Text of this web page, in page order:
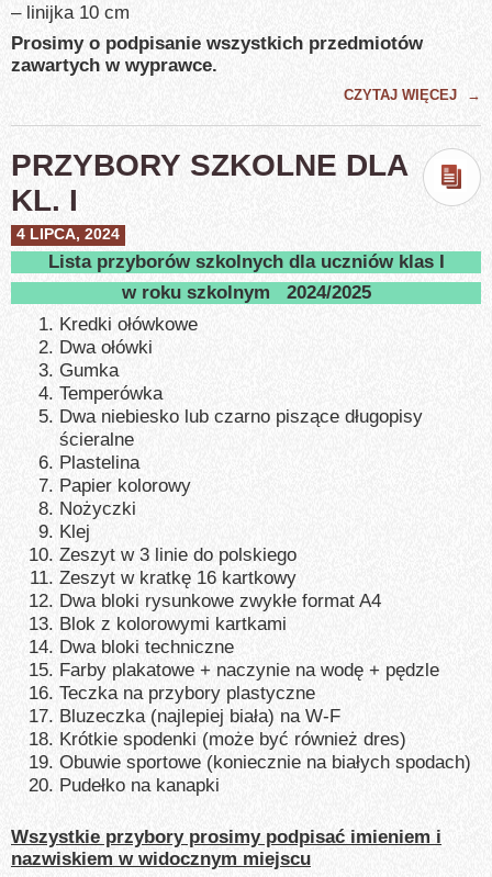
– linijka 10 cm
Prosimy o podpisanie wszystkich przedmiotów
zawartych w wyprawce.
CZYTAJ WIĘCEJ →
PRZYBORY SZKOLNE DLA
KL. I
4 LIPCA, 2024
Lista przyborów szkolnych dla uczniów klas I
w roku szkolnym 2024/2025
Kredki ołówkowe
Dwa ołówki
Gumka
Temperówka
Dwa niebiesko lub czarno piszące długopisy
ścieralne
Plastelina
Papier kolorowy
Nożyczki
Klej
Zeszyt w 3 linie do polskiego
Zeszyt w kratkę 16 kartkowy
Dwa bloki rysunkowe zwykłe format A4
Blok z kolorowymi kartkami
Dwa bloki techniczne
Farby plakatowe + naczynie na wodę + pędzle
Teczka na przybory plastyczne
Bluzeczka (najlepiej biała) na W-F
Krótkie spodenki (może być również dres)
Obuwie sportowe (koniecznie na białych spodach)
Pudełko na kanapki
Wszystkie przybory prosimy podpisać imieniem i
nazwiskiem w widocznym miejscu